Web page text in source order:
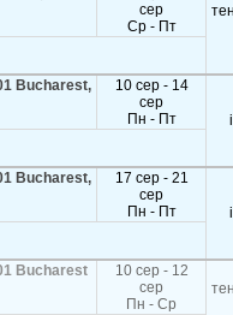
сер
Ср - Пт
Bucharest,
10 сер - 14
сер
Пн - Пт
Bucharest,
17 сер - 21
сер
Пн - Пт
Bucharest
10 сер - 12
сер
Пн - Ср